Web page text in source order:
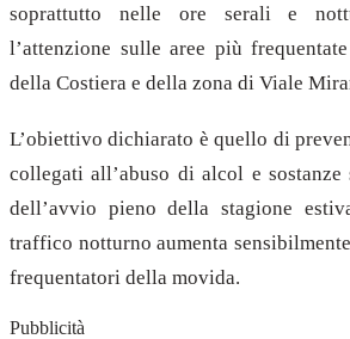
soprattutto nelle ore serali e
l’attenzione sulle aree più
della Costiera e della zona di Viale
L’obiettivo dichiarato è quello di
collegati all’abuso di alcol e
dell’avvio pieno della stagione
traffico notturno aumenta
frequentatori della movida.
Pubblicità